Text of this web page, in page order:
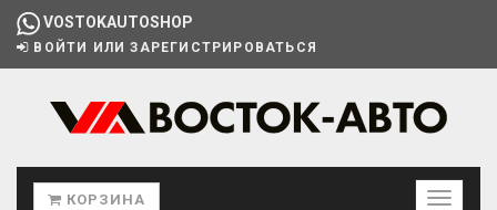
VOSTOKAUTOSHOP
ВОЙТИ ИЛИ ЗАРЕГИСТРИРОВАТЬСЯ
КОРЗИНА